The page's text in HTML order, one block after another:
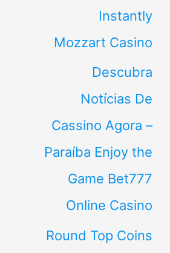
Instantly
Mozzart Casino
Descubra
Notícias De
Cassino Agora –
Paraíba Enjoy the
Game Bet777
Online Casino
Round Top Coins